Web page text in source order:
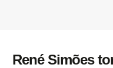
René Simões